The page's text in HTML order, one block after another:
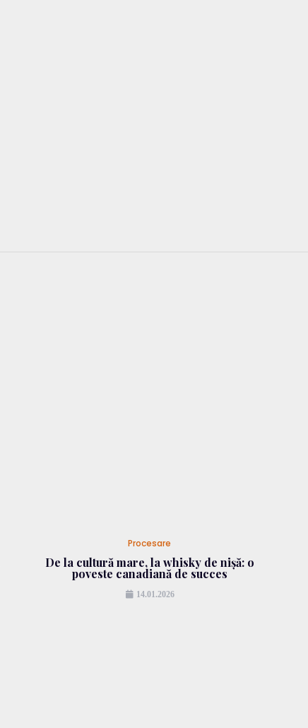
Procesare
De la cultură mare, la whisky de nișă: o
poveste canadiană de succes
14.01.2026